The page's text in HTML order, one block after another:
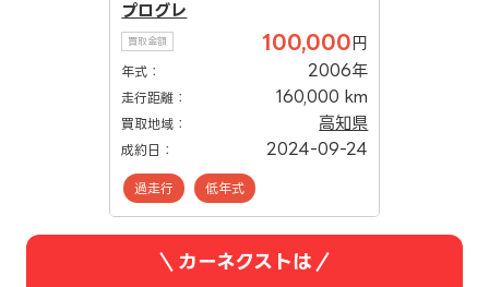
プログレ
買取金額 100,000 円
年式： 2006年
走行距離： 160,000 km
買取地域： 高知県
成約日： 2024-09-24
過走行 低年式
カーネクストは